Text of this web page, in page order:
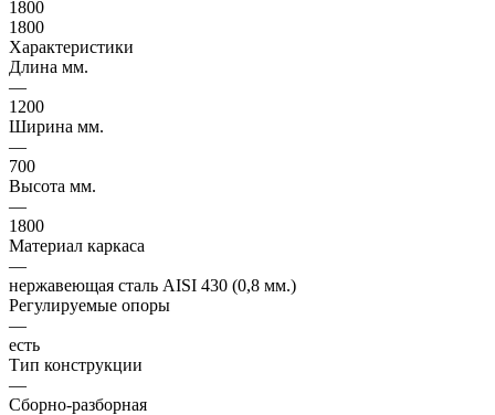
1800
1800
Характеристики
Длина мм.
—
1200
Ширина мм.
—
700
Высота мм.
—
1800
Материал каркаса
—
нержавеющая сталь AISI 430 (0,8 мм.)
Регулируемые опоры
—
есть
Тип конструкции
—
Сборно-разборная